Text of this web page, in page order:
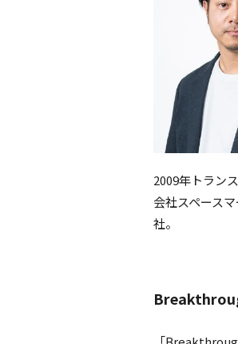
2009年トラン
会社スペース
社。